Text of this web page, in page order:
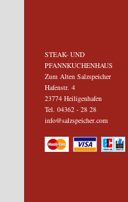
STEAK- UND
PFANNKUCHENHAUS
Zum Alten Salzspeicher
Hafenstr. 4
23774 Heiligenhafen
Tel. 04362 - 28 28
info@salzspeicher.com